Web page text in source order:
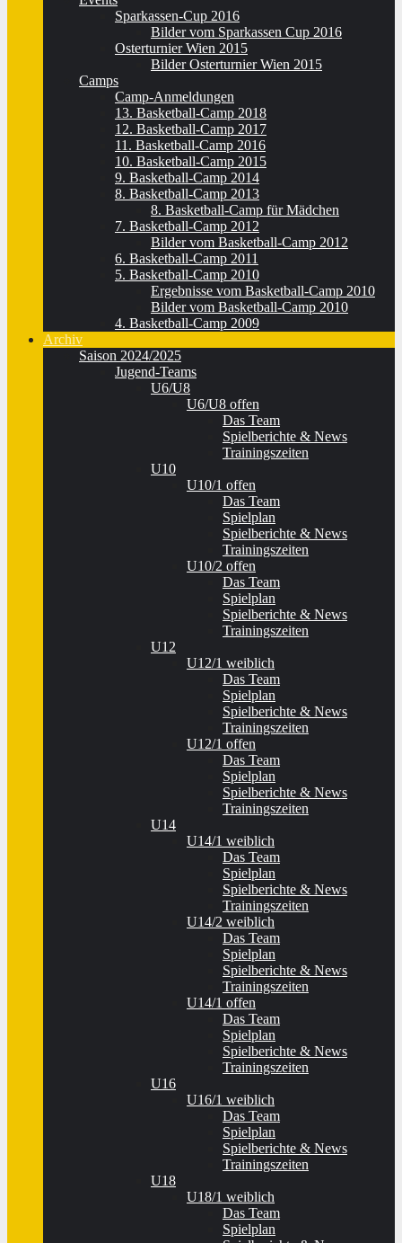
Sparkassen-Cup 2016
Bilder vom Sparkassen Cup 2016
Osterturnier Wien 2015
Bilder Osterturnier Wien 2015
Camps
Camp-Anmeldungen
13. Basketball-Camp 2018
12. Basketball-Camp 2017
11. Basketball-Camp 2016
10. Basketball-Camp 2015
9. Basketball-Camp 2014
8. Basketball-Camp 2013
8. Basketball-Camp für Mädchen
7. Basketball-Camp 2012
Bilder vom Basketball-Camp 2012
6. Basketball-Camp 2011
5. Basketball-Camp 2010
Ergebnisse vom Basketball-Camp 2010
Bilder vom Basketball-Camp 2010
4. Basketball-Camp 2009
Archiv
Saison 2024/2025
Jugend-Teams
U6/U8
U6/U8 offen
Das Team
Spielberichte & News
Trainingszeiten
U10
U10/1 offen
Das Team
Spielplan
Spielberichte & News
Trainingszeiten
U10/2 offen
Das Team
Spielplan
Spielberichte & News
Trainingszeiten
U12
U12/1 weiblich
Das Team
Spielplan
Spielberichte & News
Trainingszeiten
U12/1 offen
Das Team
Spielplan
Spielberichte & News
Trainingszeiten
U14
U14/1 weiblich
Das Team
Spielplan
Spielberichte & News
Trainingszeiten
U14/2 weiblich
Das Team
Spielplan
Spielberichte & News
Trainingszeiten
U14/1 offen
Das Team
Spielplan
Spielberichte & News
Trainingszeiten
U16
U16/1 weiblich
Das Team
Spielplan
Spielberichte & News
Trainingszeiten
U18
U18/1 weiblich
Das Team
Spielplan